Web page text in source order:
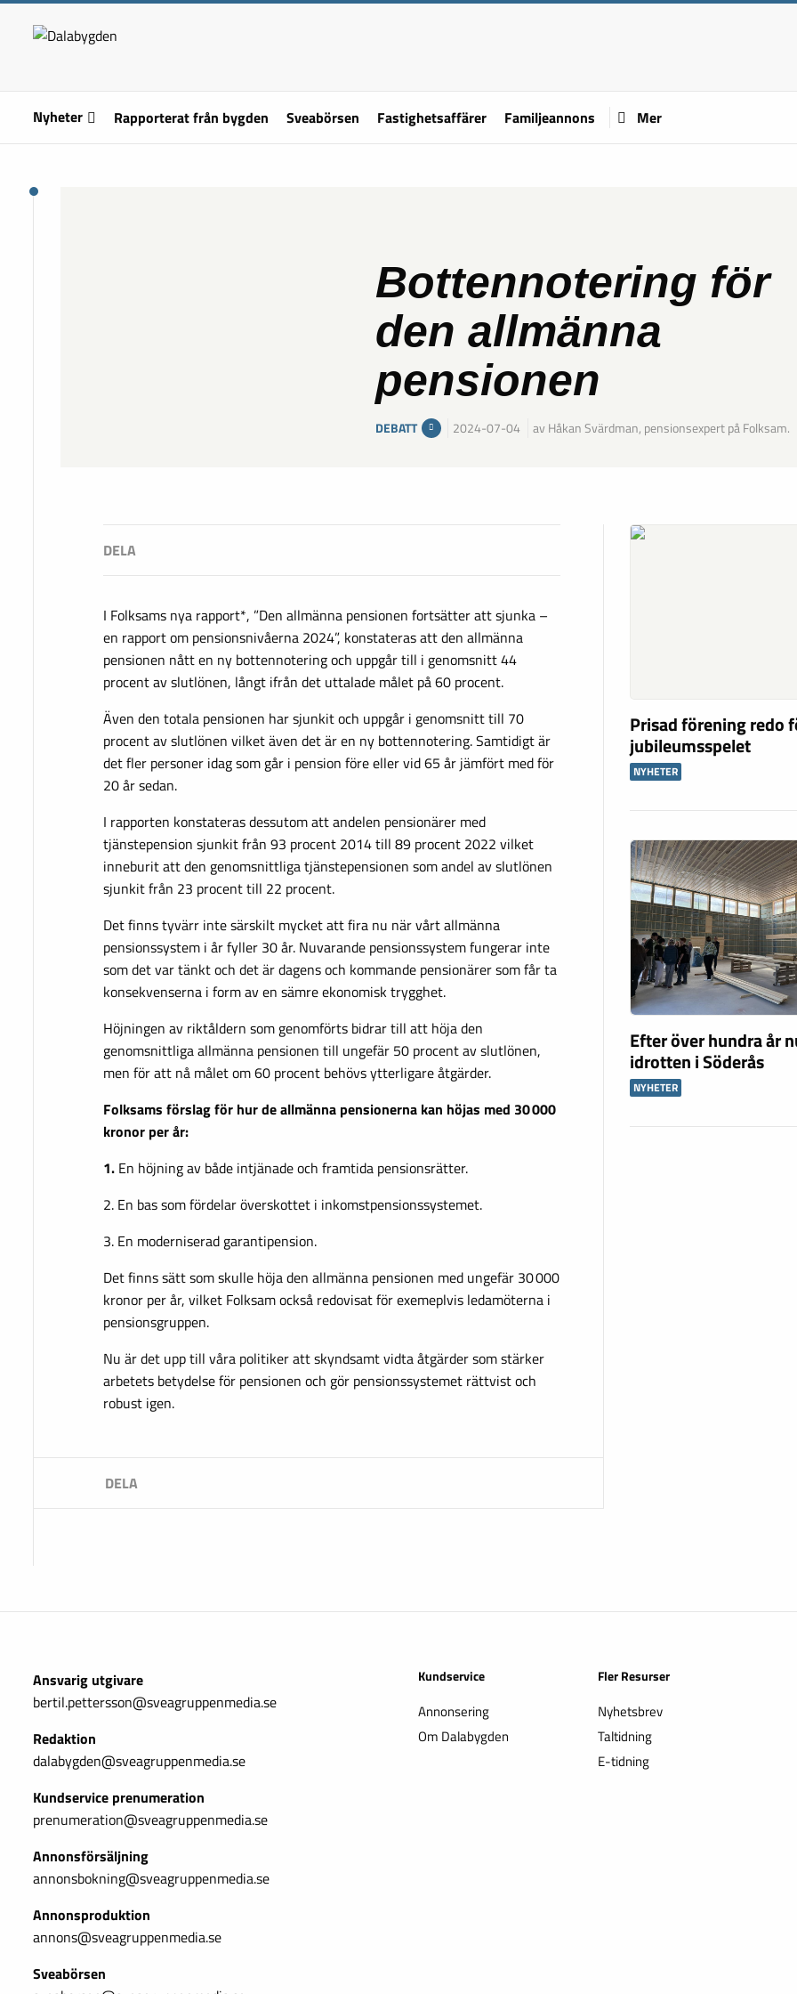
Nyheter Rapporterat från bygden Sveabörsen Fastighetsaffärer Familjeannons Mer
Bottennotering för
den allmänna
pensionen
DEBATT 2024-07-04 av Håkan Svärdman, pensionsexpert på Folksam.
I Folksams nya rapport*, ”Den allmänna pensionen fortsätter att sjunka –
en rapport om pensionsnivåerna 2024”, konstateras att den allmänna
pensionen nått en ny bottennotering och uppgår till i genomsnitt 44
procent av slutlönen, långt ifrån det uttalade målet på 60 procent.
Även den totala pensionen har sjunkit och uppgår i genomsnitt till 70
procent av slutlönen vilket även det är en ny bottennotering. Samtidigt är
det fler personer idag som går i pension före eller vid 65 år jämfört med för
20 år sedan.
I rapporten konstateras dessutom att andelen pensionärer med
tjänstepension sjunkit från 93 procent 2014 till 89 procent 2022 vilket
inneburit att den genomsnittliga tjänstepensionen som andel av slutlönen
sjunkit från 23 procent till 22 procent.
Det finns tyvärr inte särskilt mycket att fira nu när vårt allmänna
pensionssystem i år fyller 30 år. Nuvarande pensionssystem fungerar inte
som det var tänkt och det är dagens och kommande pensionärer som får ta
konsekvenserna i form av en sämre ekonomisk trygghet.
Höjningen av riktåldern som genomförts bidrar till att höja den
genomsnittliga allmänna pensionen till ungefär 50 procent av slutlönen,
men för att nå målet om 60 procent behövs ytterligare åtgärder.
Folksams förslag för hur de allmänna pensionerna kan höjas med 30 000
kronor per år:
1. En höjning av både intjänade och framtida pensionsrätter.
2. En bas som fördelar överskottet i inkomstpensionssystemet.
3. En moderniserad garantipension.
Det finns sätt som skulle höja den allmänna pensionen med ungefär 30 000
kronor per år, vilket Folksam också redovisat för exemeplvis ledamöterna i
pensionsgruppen.
Nu är det upp till våra politiker att skyndsamt vidta åtgärder som stärker
arbetets betydelse för pensionen och gör pensionssystemet rättvist och
robust igen.
Prisad förening redo
jubileumsspelet
NYHETER
Efter över hundra år
idrotten i Söderås
NYHETER
Ansvarig utgivare
bertil.pettersson@sveagruppenmedia.se
Redaktion
dalabygden@sveagruppenmedia.se
Kundservice prenumeration
prenumeration@sveagruppenmedia.se
Annonsförsäljning
annonsbokning@sveagruppenmedia.se
Annonsproduktion
annons@sveagruppenmedia.se
Sveabörsen
Kundservice
Annonsering
Om Dalabygden
Fler Resurser
Nyhetsbrev
Taltidning
E-tidning